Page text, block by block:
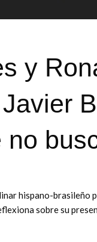
y
hispano-
sobre su